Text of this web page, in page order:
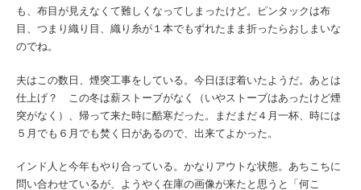
も、布目が見えなくて難しくなってしまったけど。ピンタックは布
目、つまり織り目、織り糸が１本でもずれたまま折ったらおしまいな
のでね。
夫はこの数日、煙突工事をしている。今日ほぼ着いたようだ。あとは
仕上げ？ この冬は薪ストーブがなく（いやストーブはあったけど煙
突がなく）、帰って来た時に酷寒だった。まだまだ４月一杯、時には
５月でも６月でも焚く日があるので、出来てよかった。
インド人と今年もやり合っている。かなりアウトな状態。あちこちに
問い合わせているが、ようやく在庫の画像が来たと思うと「何こ